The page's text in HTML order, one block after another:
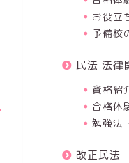
お役立
予備校
民法 法律
資格紹
合格体
勉強法
改正民法